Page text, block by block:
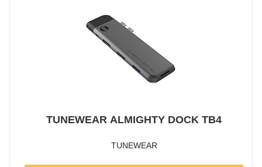
TUNEWEAR ALMIGHTY DOCK TB4
TUNEWEAR